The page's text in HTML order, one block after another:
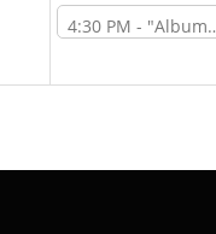
4:30 PM - "Album-Shirtdesign – Textildruck & Illustrator Tutorial" – Online-Workshop